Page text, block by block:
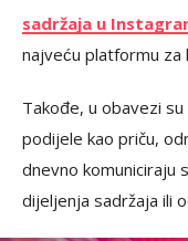
sadržaja u
najveću platformu za
Takođe, u obavezi
podijele kao priču,
dnevno komuniciraju
dijeljenja sadržaja ili